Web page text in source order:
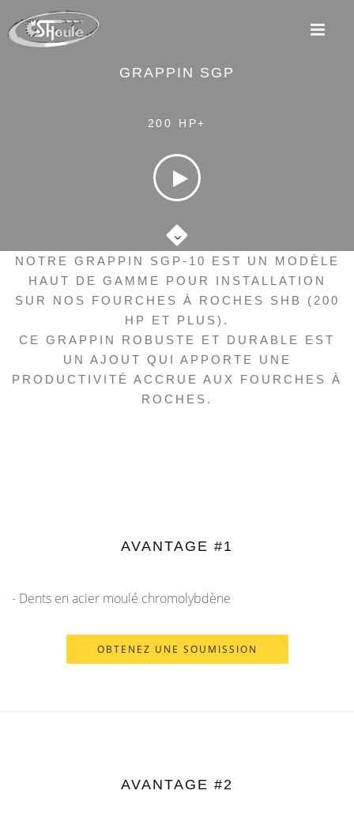
GRAPPIN SGP
200 HP+
NOTRE GRAPPIN SGP-10 EST UN MODÈLE
HAUT DE GAMME POUR INSTALLATION
SUR NOS FOURCHES À ROCHES SHB (200
HP ET PLUS).
CE GRAPPIN ROBUSTE ET DURABLE EST
UN AJOUT QUI APPORTE UNE
PRODUCTIVITÉ ACCRUE AUX FOURCHES À
ROCHES.
AVANTAGE #1
- Dents en acier moulé chromolybdène
OBTENEZ UNE SOUMISSION
AVANTAGE #2